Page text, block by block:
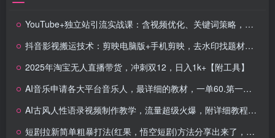
YouTube+独立站引流实战课：含视频优化、关键词策略，讲流量转化与客户开发技巧
抖音影视搬运技术：剪映电脑版+手机剪映，去水印找题材，发布策略
2025年淘宝无人直播带货，冲刺双12，日入1k+【附工具】
AI音乐申请各大平台音乐人，最详细的教材，一单60.第一天25单，日入多张
AI古风人性语录视频制作教学，流量超级火爆，附详细教程，小白轻松上手
短剧拉新简单粗暴打法(红果，悟空短剧)方法分享出来了，跟着操作看一遍就会